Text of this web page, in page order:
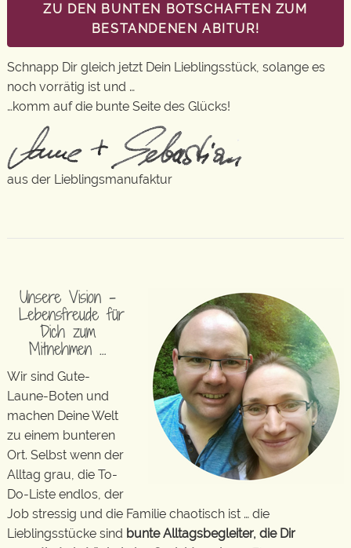
ZU DEN BUNTEN BOTSCHAFTEN ZUM
BESTANDENEN ABITUR!
Schnapp Dir gleich jetzt Dein Lieblingsstück, solange es
noch vorrätig ist und …
…komm auf die bunte Seite des Glücks!
aus der Lieblingsmanufaktur
Unsere Vision –
Lebensfreude für
Dich zum
Mitnehmen …
Wir sind Gute-
Laune-Boten und
machen Deine Welt
zu einem bunteren
Ort. Selbst wenn der
Alltag grau, die To-
Do-Liste endlos, der
Job stressig und die Familie chaotisch ist … die
Lieblingsstücke sind bunte Alltagsbegleiter, die Dir